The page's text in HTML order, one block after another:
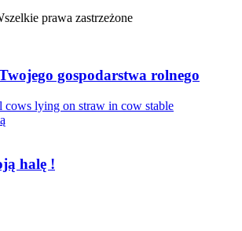
prawa zastrzeżone
gospodarstwa rolnego
halę !